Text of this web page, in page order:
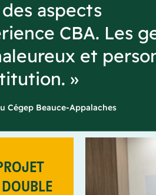
aspects
CBA. Les
et
»
Cégep Beauce-Appalaches